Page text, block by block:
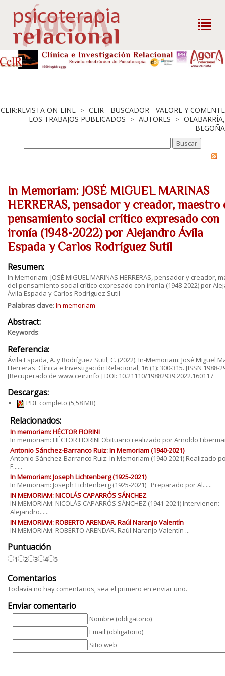
CEIR:REVISTA ON-LINE > CEIR - BUSCADOR - VALORE Y COMENTE
LOS TRABAJOS PUBLICADOS > AUTORES > OLABARRÍA,
BEGOÑA
In Memoriam: JOSÉ MIGUEL MARINAS
HERRERAS, pensador y creador, maestro
pensamiento social crítico expresado con
ironía (1948-2022) por Alejandro Ávila
Espada y Carlos Rodríguez Sutil
Resumen:
In Memoriam: JOSÉ MIGUEL MARINAS HERRERAS, pensador y creador,
del pensamiento social crítico expresado con ironía (1948-2022) por
Ávila Espada y Carlos Rodríguez Sutil
Palabras clave: In memoriam
Abstract:
Keywords:
Referencia:
Ávila Espada, A. y Rodríguez Sutil, C. (2022). In-Memoriam: José Miguel
Herreras. Clínica e Investigación Relacional, 16 (1): 300-315. [ISSN 1988-
[Recuperado de www.ceir.info ] DOI: 10.21110/19882939.2022.160117
Descargas:
PDF completo (5,58 MB)
Relacionados:
In memoriam: HÉCTOR FIORINI
In memoriam: HÉCTOR FIORINI Obituario realizado por Arnoldo
Antonio Sánchez-Barranco Ruiz: In Memoriam (1940-2021)
Antonio Sánchez-Barranco Ruiz: In Memoriam (1940-2021) Realizado
F......
In Memoriam: Joseph Lichtenberg (1925-2021)
In Memoriam: Joseph Lichtenberg (1925-2021) Preparado por Al......
IN MEMORIAM: NICOLÁS CAPARRÓS SÁNCHEZ
IN MEMORIAM: NICOLÁS CAPARRÓS SÁNCHEZ (1941-2021) Intervienen:
Alejandro......
IN MEMORIAM: ROBERTO ARENDAR. Raúl Naranjo Valentín
IN MEMORIAM: ROBERTO ARENDAR. Raúl Naranjo Valentín ...
Puntuación
1 2 3 4 5
Comentarios
Todavía no hay comentarios, sea el primero en enviar uno.
Enviar comentario
Nombre (obligatorio)
Email (obligatorio)
Sitio web